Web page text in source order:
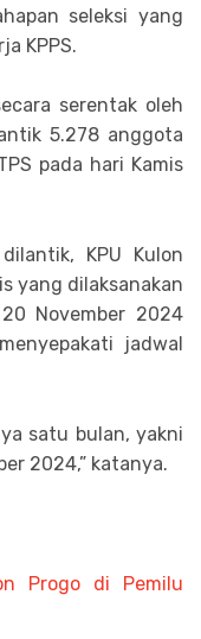
seleksi yang
KPPS.
serentak oleh
5.278 anggota
pada hari Kamis
KPU Kulon
yang dilaksanakan
November 2024
jadwal
satu bulan, yakni
2024,” katanya.
Progo di Pemilu